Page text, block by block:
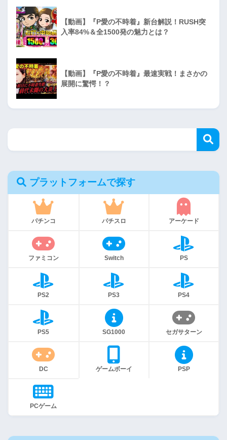
【動画】『P愛の不時着』新台解説！RUSH突
入率84%＆全1500発の魅力とは？
【動画】『P愛の不時着』最速実戦！まさかの
展開に驚愕！？
プラットフォームで探す
パチンコ パチスロ アーケード
ファミコン Switch PS
PS2 PS3 PS4
PS5 SG1000 セガサターン
DC ゲームボーイ PSP
PCゲーム